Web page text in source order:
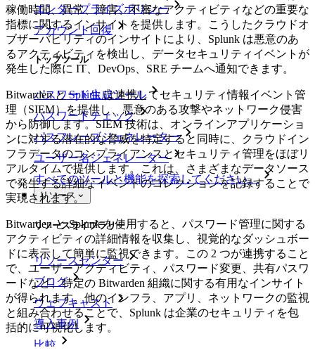
エンタープライズポリシー
アカウント回復
トップツール
パスワード生成ツール
パスワードチェック
パスフレーズジェネレーター
ユーザー名ジェネレーター
すべてのツールと機能を探索してください。
リソース
リソースライブラリー
リソースセンター
ブログ
ウェブキャスト
導入事例
比較
稼働時間、異常、障害、不審なアクティビティなどの重要な
指標に関するインサイトを提供します。こうしたクラウドオ
ブザーバビリティのインサイトにより、Splunk は悪意のあ
るアクティビティを検出し、データセキュリティイベントが
発生した際に IT、DevOps、SRE チームへ通知できます。
Bitwarden とSplunkは連携してセキュリティ情報イベント管
理（SIEM）を提供し、悪意のある攻撃やネットワーク侵害
から防御します。SIEM 技術は、オンラインアプリケーショ
ンに対する潜在的な脅威を特定すると同時に、クラウドイン
フラデータのコンプライアンスとセキュリティ管理をほぼリ
アルタイムで提供します。これは、さまざまなデータソース
で発生する詳細なイベントのコレクションを記録することで
実現されます。
Bitwarden と Splunk を使用すると、パスワード管理に関する
アクティビティの詳細情報を収集し、視覚的なダッシュボー
ドに表示して簡単に監視できます。この 2 つが連携すること
で、ユーザーアクティビティ、パスワード変更、共有パスワ
ードなど、特定の Bitwarden 組織に関する有用なインサイト
が得られます。他のインフラ、アプリ、ネットワークの監視
と組み合わせることで、Splunk は企業のセキュリティを包
括的に可視化します。